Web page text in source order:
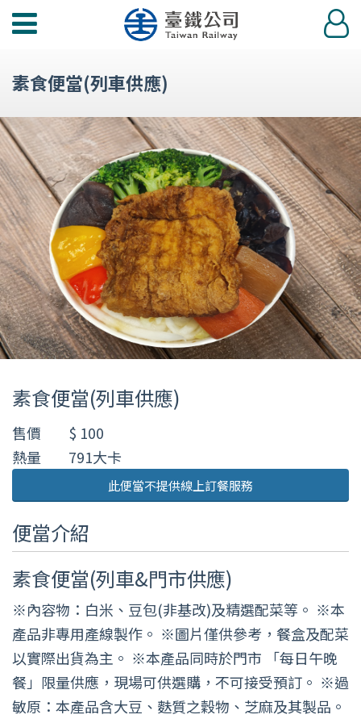
功
單
登
入
素食便當(列車供應)
素食便當(列車供應)
售價
$ 100
熱量
791大卡
此便當不提供線上訂餐服務
便當介紹
素食便當(列車&門市供應)
※內容物：白米、豆包(非基改)及精選配菜等。 ※本
產品非專用產線製作。 ※圖片僅供參考，餐盒及配菜
以實際出貨為主。 ※本產品同時於門市 「每日午晚
餐」限量供應，現場可供選購，不可接受預訂。 ※過
敏原：本產品含大豆、麩質之穀物、芝麻及其製品。